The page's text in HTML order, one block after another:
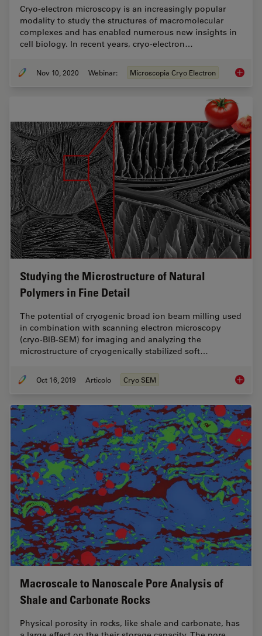
Cryo-electron microscopy is an increasingly popular
modality to study the structures of macromolecular
complexes and has enabled numerous new insights in
cell biology. In recent years, cryo-electron…
Nov 10, 2020 Webinar: Microscopia Cryo Electron
Studying the Microstructure of Natural
Polymers in Fine Detail
The potential of cryogenic broad ion beam milling used
in combination with scanning electron microscopy
(cryo-BIB-SEM) for imaging and analyzing the
microstructure of cryogenically stabilized soft…
Oct 16, 2019 Articolo Cryo SEM
Macroscale to Nanoscale Pore Analysis of
Shale and Carbonate Rocks
Physical porosity in rocks, like shale and carbonate, has